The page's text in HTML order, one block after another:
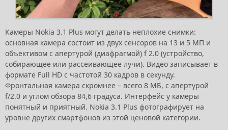
Камеры Nokia 3.1 Plus могут делать неплохие снимки:
основная камера состоит из двух сенсоров на 13 и 5 МП и
объективом с апертурой (диафрагмой) f 2.0 (устройство,
собирающее или рассеивающее лучи). Видео записывает в
формате Full HD с частотой 30 кадров в секунду.
Фронтальная камера скромнее – всего 8 МБ, с апертурой
f/2.0 и углом обзора 84,6 градуса. Интерфейс у камеры
понятный и приятный. Nokia 3.1 Plus фотографирует на
уровне других смартфонов из этой ценовой категории.